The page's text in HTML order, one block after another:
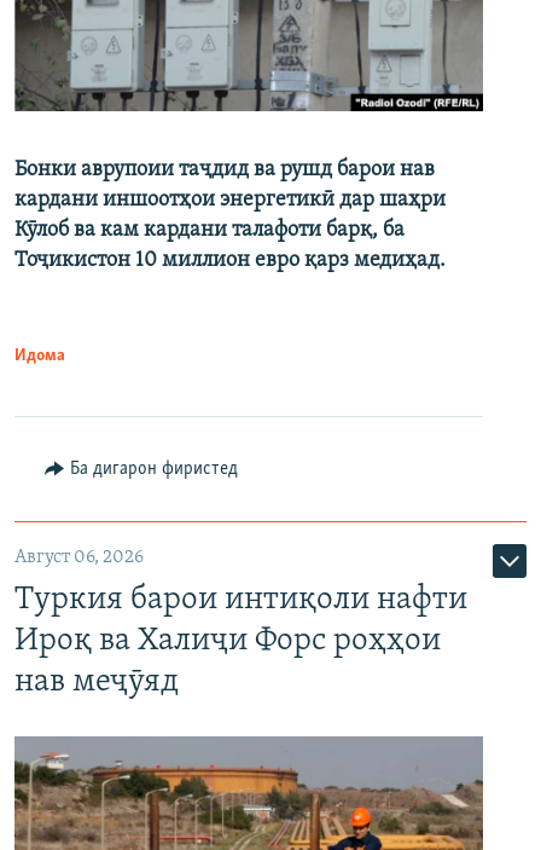
Бонки аврупоии таҷдид ва рушд барои нав
кардани иншоотҳои энергетикӣ дар шаҳри
Кӯлоб ва кам кардани талафоти барқ, ба
Тоҷикистон 10 миллион евро қарз медиҳад.
Идома
Ба дигарон фиристед
Август 06, 2026
Туркия барои интиқоли нафти
Ироқ ва Халиҷи Форс роҳҳои
нав меҷӯяд